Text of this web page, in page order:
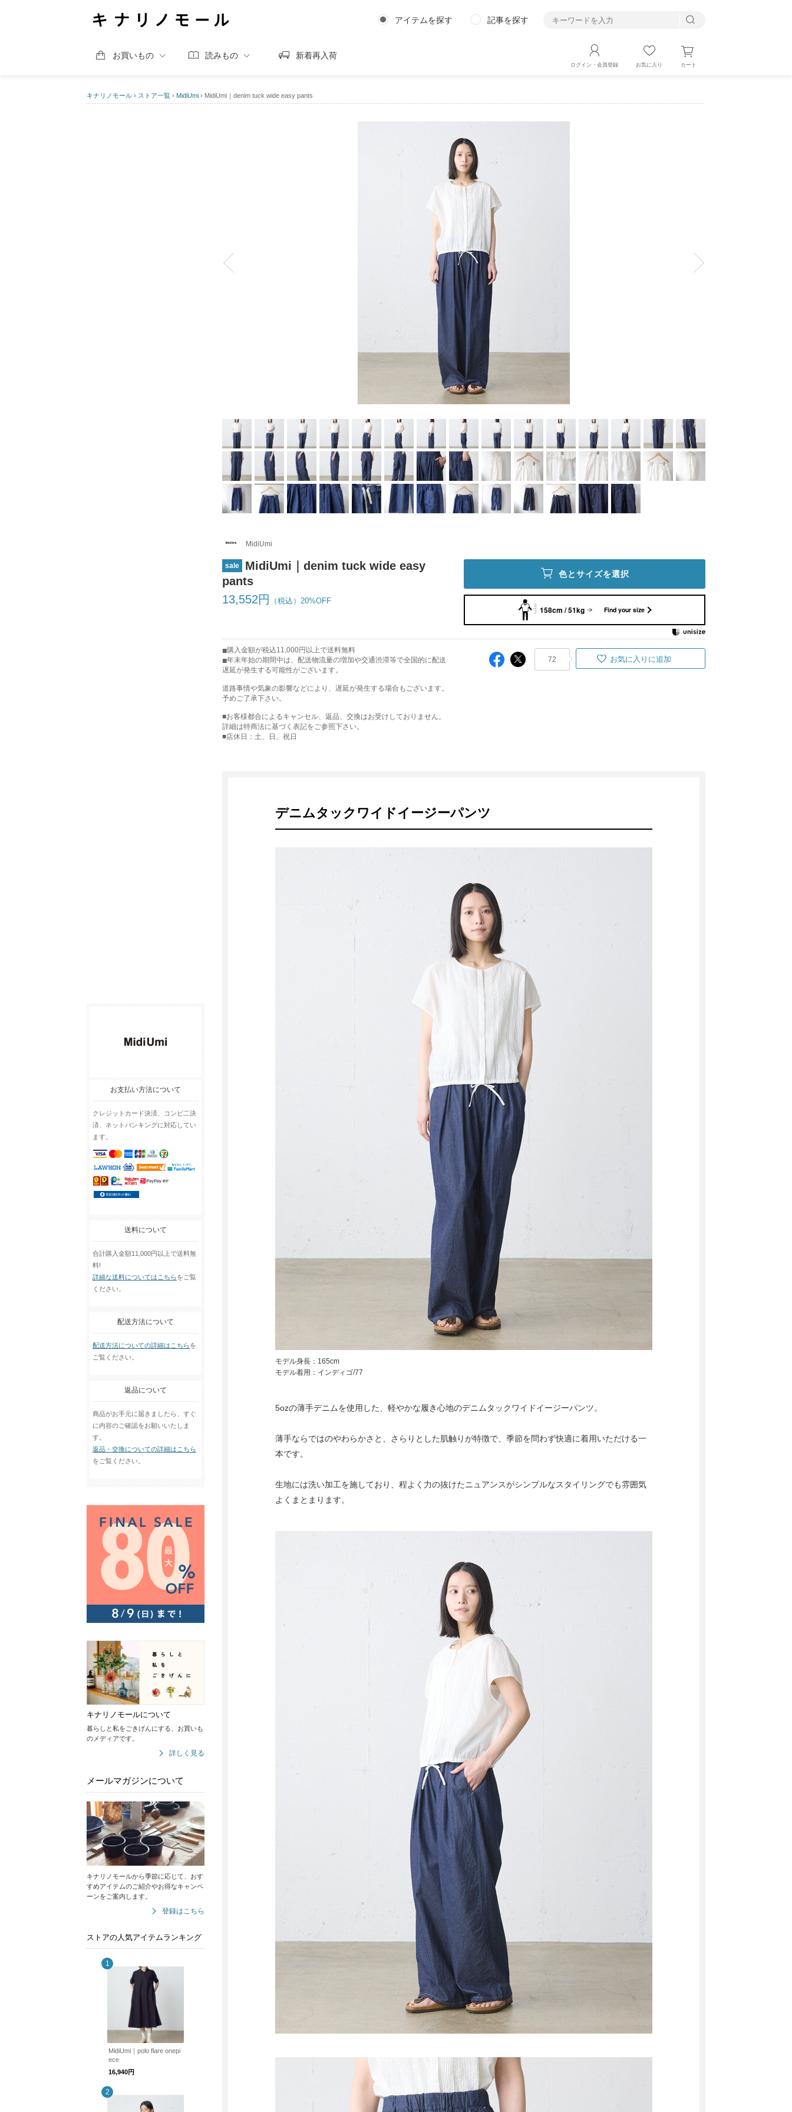
アイテムを探す 記事を探す
お買いもの 読みもの 新着再入荷
ログイン・会員登録 お気に入り カート
キナリノモール › ストア一覧 › MidiUmi › MidiUmi｜denim tuck wide easy pants
お支払い方法について
クレジットカード決済、コンビ二決
済、ネットバンキングに対応してい
ます。
送料について
合計購入金額11,000円以上で送料無
料!
詳細な送料についてはこちらをご覧
ください。
配送方法について
配送方法についての詳細はこちらを
ご覧ください。
返品について
商品がお手元に届きましたら、すぐ
に内容のご確認をお願いいたしま
す。
返品・交換についての詳細はこちら
をご覧ください。
キナリノモールについて
暮らしと私をごきげんにする、お買いも
のメディアです。
詳しく見る
メールマガジンについて
キナリノモールから季節に応じて、おす
すめアイテムのご紹介やお得なキャンペ
ーンをご案内します。
登録はこちら
ストアの人気アイテムランキング
MidiUmi｜polo flare onepi
ece
16,940円
MidiUmi
sale
MidiUmi｜denim tuck wide easy
pants
13,552円
20%OFF
色とサイズを選択
158cm / 51kg Find your size
購入金額が税込11,000円以上で送料無料
年末年始の期間中は、配送物流量の増加や交通渋滞等で全国的に配送
遅延が発生する可能性がございます。
道路事情や気象の影響などにより、遅延が発生する場合もございます。
予めご了承下さい。
■お客様都合によるキャンセル、返品、交換はお受けしておりません。
詳細は特商法に基づく表記をご参照下さい。
■店休日：土、日、祝日
72 お気に入りに追加
デニムタックワイドイージーパンツ
モデル身長：165cm
モデル着用：インディゴ/77
5ozの薄手デニムを使用した、軽やかな履き心地のデニムタックワイドイージーパンツ。
薄手ならではのやわらかさと、さらりとした肌触りが特徴で、季節を問わず快適に着用いただける一
本です。
生地には洗い加工を施しており、程よく力の抜けたニュアンスがシンプルなスタイリングでも雰囲気
よくまとまります。